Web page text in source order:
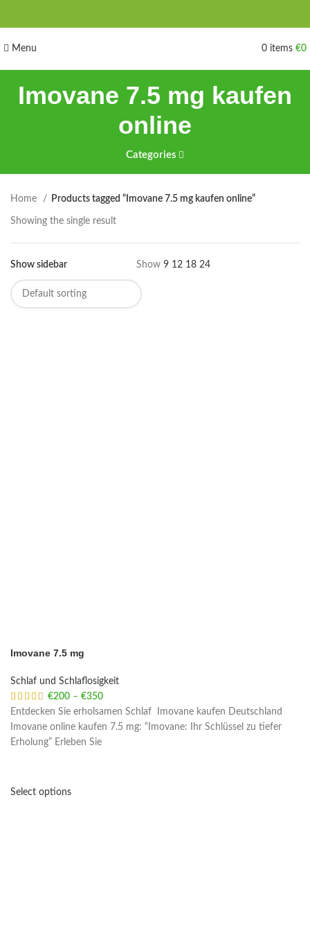
Menu 0 items €0
Imovane 7.5 mg kaufen
online
Categories
Home Products tagged “Imovane 7.5 mg kaufen online”
Showing the single result
Show sidebar Show 9 12 18 24
Imovane 7.5 mg
Schlaf und Schlaflosigkeit
€200 – €350
Entdecken Sie erholsamen Schlaf Imovane kaufen Deutschland
Imovane online kaufen 7.5 mg: “Imovane: Ihr Schlüssel zu tiefer
Erholung” Erleben Sie
Select options